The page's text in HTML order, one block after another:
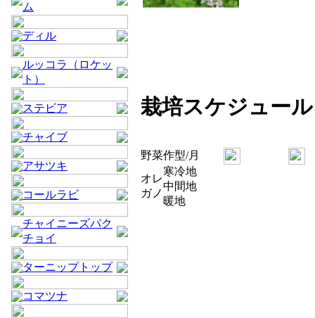
ム
ディル
ルッコラ（ロケッ
ト）
ステビア
チャイブ
アサツキ
コールラビ
チャイニーズパク
チョイ
ターニップトップ
コマツナ
栽培スケジュール
野菜作型/月
オレ
ガノ
寒冷地
中間地
暖地